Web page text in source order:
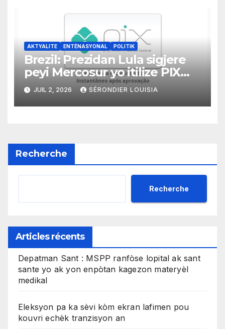
jiska fen ane 2026 la
AKTYALITE ENTÈNASYONAL POLITIK
Brezil: Prezidan Lula sigjere
peyi Mercosur yo itilize PIX
kòm yon sistèm ekonomik
efikas pou fè tranzaksyon
gratis
JUIL 2, 2026 SÉRONDIER LOUISIA
Recherche
Recherche
Articles récents
Depatman Sant : MSPP ranfòse lopital ak sant
sante yo ak yon enpòtan kagezon materyèl
medikal
Eleksyon pa ka sèvi kòm ekran lafimen pou
kouvri echèk tranzisyon an